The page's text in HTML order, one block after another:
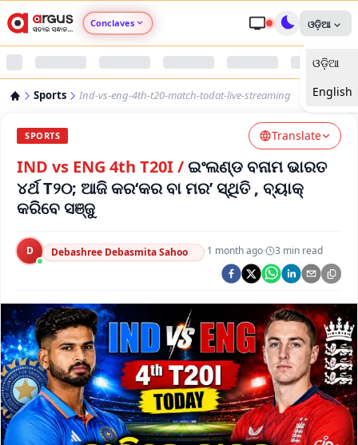
Conclaves
Argus Nari Shakti
Argus Health Connect
Argus Chalo Dekhein Apna Desh
ଓଡ଼ିଆ
ଓଡ଼ିଆ
English
Sports Ind-vs-eng-4th-t20-match-todat-live-streaming
SPORTS Translate
IND vs ENG 4th T20I/ଇଂଲଣ୍ଡ ବନାମ ଭାରତ
୪ର୍ଥ T୨୦; ଆଜି କର‘କର ବା ମର’ ସ୍ଥିତି , ବ୍ୟାକ୍
କରିବେ ସଞ୍ଜୁ
D Debashree Debasmita Sahoo ·1 month ago· 3 min read